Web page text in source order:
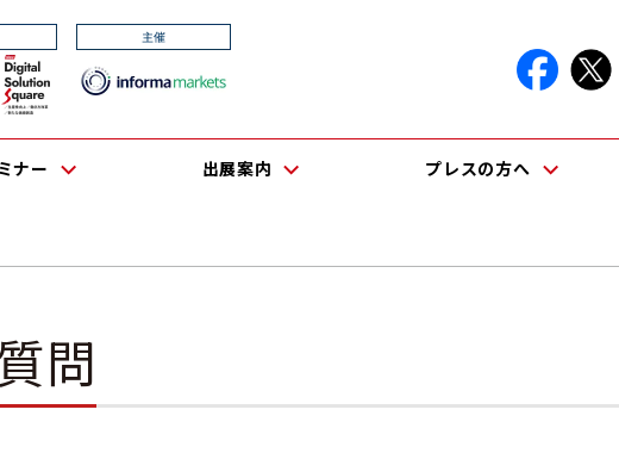
ナー 出展案内 プレスの方へ
問